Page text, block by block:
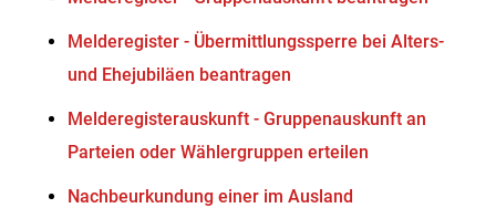
Melderegister - Übermittlungssperre bei Alters-
und Ehejubiläen beantragen
Melderegisterauskunft - Gruppenauskunft an
Parteien oder Wählergruppen erteilen
Nachbeurkundung einer im Ausland